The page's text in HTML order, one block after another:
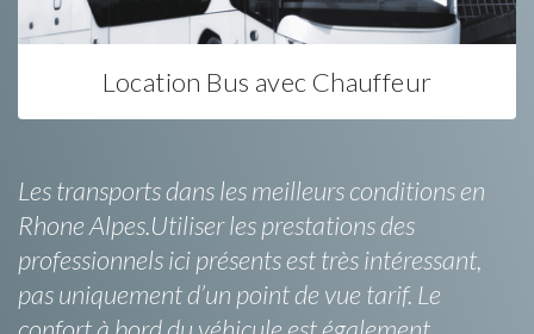
Location Bus avec Chauffeur
Les transports dans les meilleurs conditions en
Rhone Alpes.Utiliser les prestations des
professionnels ici présents est très intéressant,
pas uniquement d’un point de vue tarif. Le